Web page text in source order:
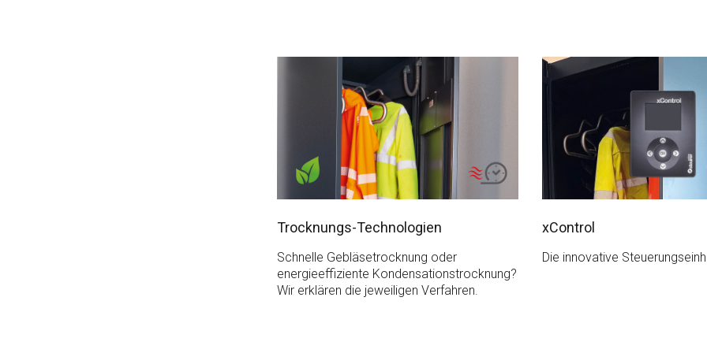
Trocknungs-Technologien
Schnelle Gebläsetrocknung oder
energieeffiziente Kondensationstrocknung?
Wir erklären die jeweiligen Verfahren.
xControl
Die innovative